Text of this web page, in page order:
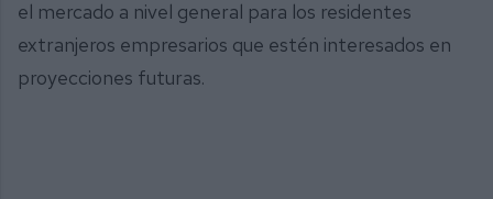
el mercado a nivel general para los residentes
extranjeros empresarios que estén interesados en
proyecciones futuras.